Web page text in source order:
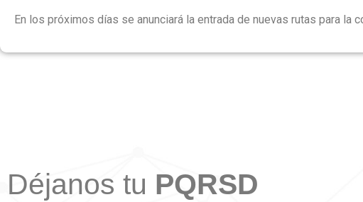
En los próximos días se anunciará la entrada de nuevas rutas para la
Déjanos tu PQRSD